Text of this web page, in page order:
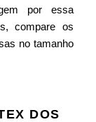
por essa
compare os
no tamanho
DOS